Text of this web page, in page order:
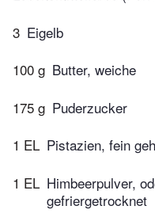
3 Eigelb
100 g Butter, weiche
175 g Puderzucker
1 EL Pistazien, fein
1 EL Himbeerpulver,
gefriergetrocknet